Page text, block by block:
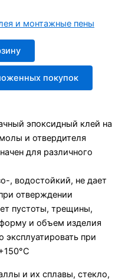
и монтажные пены
покупок
эпоксидный клей на
и отвердителя
для различного
, водостойкий, не дает
отверждении
пустоты, трещины,
и объем изделия
при
и их сплавы, стекло,